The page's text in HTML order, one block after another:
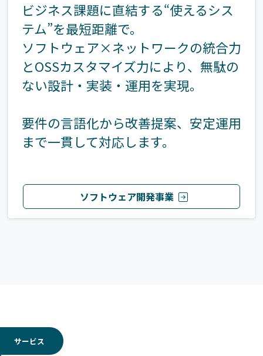
ビジネス課題に直結する“使えるシス
テム”を最短距離で。
ソフトウェア×ネットワークの統合力
とOSSカスタマイズ力により、無駄の
ない設計・実装・運用を実現。
要件の言語化から改善提案、安定運用
まで一貫して対応します。
ソフトウェア開発事業
サービス